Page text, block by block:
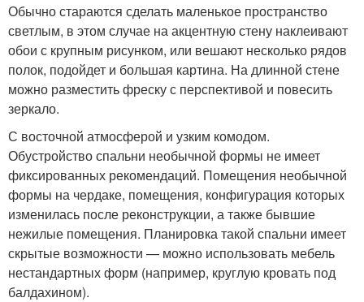
Обычно стараются сделать маленькое пространство
светлым, в этом случае на акцентную стену наклеивают
обои с крупным рисунком, или вешают несколько рядов
полок, подойдет и большая картина. На длинной стене
можно разместить фреску с перспективой и повесить
зеркало.
С восточной атмосферой и узким комодом.
Обустройство спальни необычной формы не имеет
фиксированных рекомендаций. Помещения необычной
формы на чердаке, помещения, конфигурация которых
изменилась после реконструкции, а также бывшие
нежилые помещения. Планировка такой спальни имеет
скрытые возможности — можно использовать мебель
нестандартных форм (например, круглую кровать под
балдахином).